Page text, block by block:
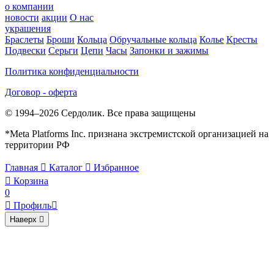
о компании
новости акции О нас
украшения
Браслеты Броши Кольца Обручальные кольца Колье Кресты
Подвески Серьги Цепи Часы Запонки и зажимы
Политика конфиденциальности
Договор - оферта
© 1994–2026 Сердолик. Все права защищены
*Meta Platforms Inc. признана экстремистской организацией на
территории РФ
Главная  Каталог  Избранное
 Корзина
0
 Профиль
Наверх 